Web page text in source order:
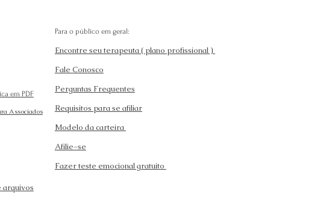
em PDF
Associados
arquivos
Para o público em geral:
Encontre seu terapeuta ( plano profissional )
Fale Conosco
Perguntas Frequentes
Requisitos para se afiliar
Modelo da carteira
Afilie-se
Fazer teste emocional gratuito